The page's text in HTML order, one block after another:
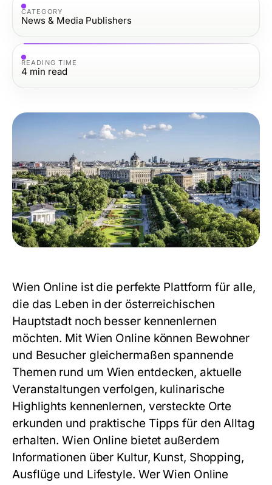
CATEGORY
News & Media Publishers
READING TIME
4 min read
Wien Online ist die perfekte Plattform für alle,
die das Leben in der österreichischen
Hauptstadt noch besser kennenlernen
möchten. Mit Wien Online können Bewohner
und Besucher gleichermaßen spannende
Themen rund um Wien entdecken, aktuelle
Veranstaltungen verfolgen, kulinarische
Highlights kennenlernen, versteckte Orte
erkunden und praktische Tipps für den Alltag
erhalten.Wien Online bietet außerdem
Informationen über Kultur, Kunst, Shopping,
Ausflüge und Lifestyle. Wer Wien Online